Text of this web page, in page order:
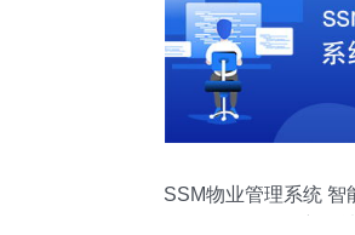
SSM物业管理系统 智